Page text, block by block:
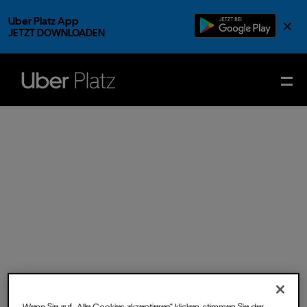
×
Uber Platz App
JETZT DOWNLOADEN